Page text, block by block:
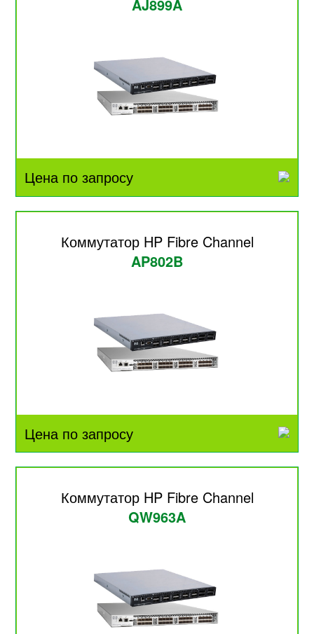
AJ899A
Цена по запросу
Коммутатор HP Fibre Channel
AP802B
Цена по запросу
Коммутатор HP Fibre Channel
QW963A